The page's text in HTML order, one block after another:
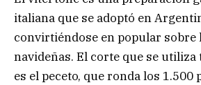
italiana que se adoptó en
convirtiéndose en popular sobre
navideñas. El corte que se
es el peceto, que ronda los 1.500